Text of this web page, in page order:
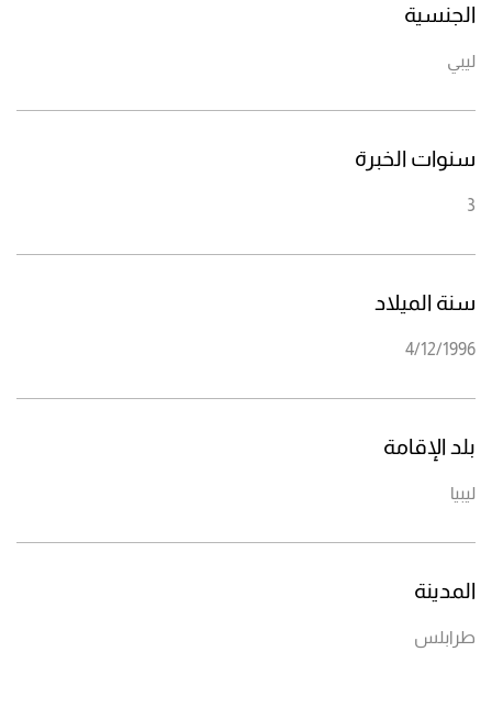
الجنسية
ليبي
سنوات الخبرة
3
سنة الميلاد
4/12/1996
بلد الإقامة
ليبيا
المدينة
طرابلس